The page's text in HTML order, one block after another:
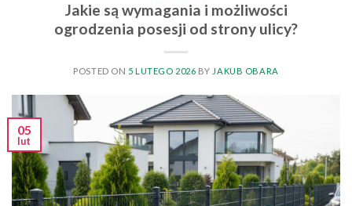
Jakie są wymagania i możliwości
ogrodzenia posesji od strony ulicy?
POSTED ON 5 LUTEGO 2026 BY JAKUB OBARA
05
lut